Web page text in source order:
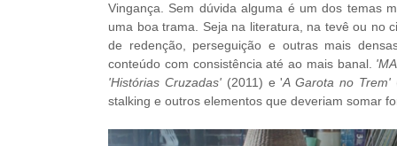
Vingança. Sem dúvida alguma é um dos temas
uma boa trama. Seja na literatura, na tevê ou no
de redenção, perseguição e outras mais
conteúdo com consistência até ao mais banal.
'Histórias Cruzadas'(2011) e 'A Garota no Trem'
stalking e outros elementos que deveriam somar